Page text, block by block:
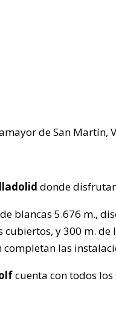
de San Martín,
donde
blancas 5.676 m.,
cubiertos, y 300 m.
las
cuenta con todos